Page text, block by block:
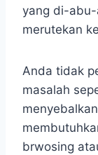
yang di-
merutekan
Anda tidak
masalah
brwosing